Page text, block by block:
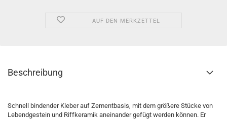
AUF DEN MERKZETTEL
Beschreibung
Schnell bindender Kleber auf Zementbasis, mit dem größere Stücke von
Lebendgestein und Riffkeramik aneinander gefügt werden können. Er